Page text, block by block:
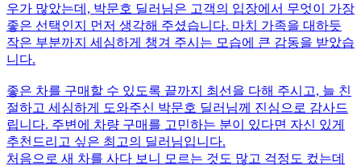
우가 많았는데, 박문호 딜러님은 고객의 입장에서 무엇이 가장
좋은 선택인지 먼저 생각해 주셨습니다. 마치 가족을 대하듯
작은 부분까지 세심하게 챙겨 주시는 모습에 큰 감동을 받았습
니다.
좋은 차를 구매할 수 있도록 끝까지 최선을 다해 주시고, 늘 친
절하고 세심하게 도와주신 박문호 딜러님께 진심으로 감사드
립니다. 주변에 차량 구매를 고민하는 분이 있다면 자신 있게
추천드리고 싶은 최고의 딜러님입니다.
처음으로 새 차를 사다 보니 모르는 것도 많고 걱정도 컸는데